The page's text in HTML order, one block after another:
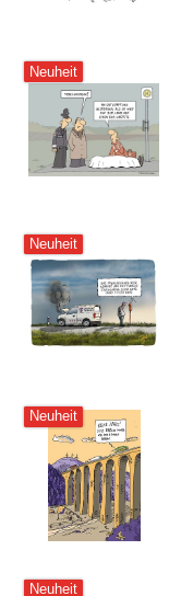
Neuheit
Neuheit
Neuheit
Neuheit